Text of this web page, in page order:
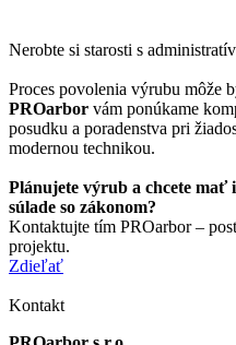
Nerobte si starosti s
Proces povolenia výrubu
PROarbor vám ponúkame
posudku a poradenstva pri
modernou technikou.
Plánujete výrub a chcete mať
súlade so zákonom?
Kontaktujte tím PROarbor–
projektu.
Zdieľať
Kontakt